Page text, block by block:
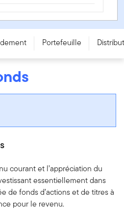
revenu Franklin Quotentiel -
Portefeuille
courant et l’appréciation du
essentiellement dans
de fonds d’actions et de titres à
pour le revenu.